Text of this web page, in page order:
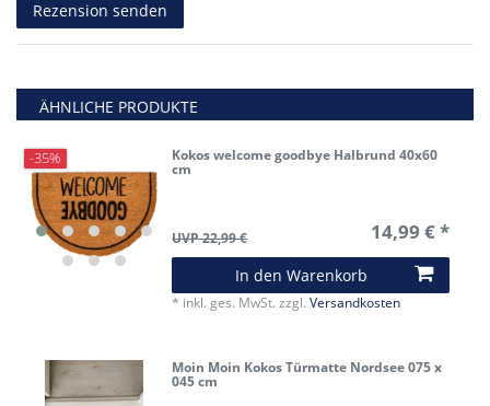
Rezension senden
ÄHNLICHE PRODUKTE
-35% Kokos welcome goodbye Halbrund 40x60
cm
UVP 22,99 € 14,99 € *
In den Warenkorb
* inkl. ges. MwSt. zzgl.Versandkosten
Moin Moin Kokos Türmatte Nordsee 075 x
045 cm